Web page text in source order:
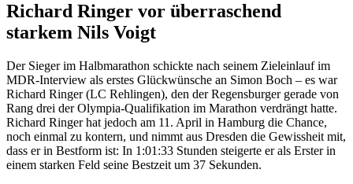
Richard Ringer vor überraschend
starkem Nils Voigt
Der Sieger im Halbmarathon schickte nach seinem Zieleinlauf im
MDR-Interview als erstes Glückwünsche an Simon Boch – es war
Richard Ringer (LC Rehlingen), den der Regensburger gerade von
Rang drei der Olympia-Qualifikation im Marathon verdrängt hatte.
Richard Ringer hat jedoch am 11. April in Hamburg die Chance,
noch einmal zu kontern, und nimmt aus Dresden die Gewissheit mit,
dass er in Bestform ist: In 1:01:33 Stunden steigerte er als Erster in
einem starken Feld seine Bestzeit um 37 Sekunden.